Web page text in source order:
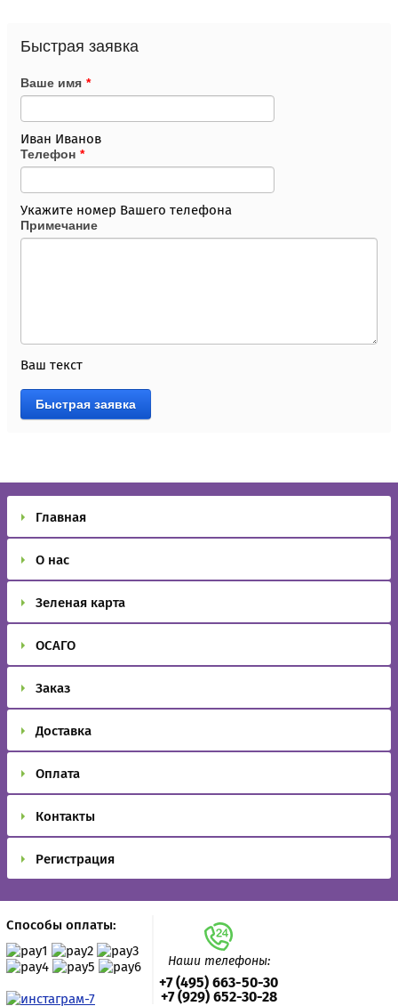
Быстрая заявка
Ваше имя *
Иван Иванов
Телефон *
Укажите номер Вашего телефона
Примечание
Ваш текст
Быстрая заявка
Главная
О нас
Зеленая карта
ОСАГО
Заказ
Доставка
Оплата
Контакты
Регистрация
Способы оплаты:
Наши телефоны:
+7 (495) 663-50-30
+7 (929) 652-30-28